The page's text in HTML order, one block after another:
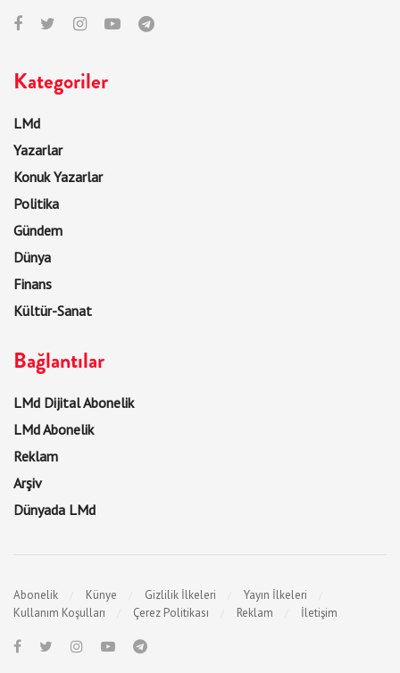
Kategoriler
LMd
Yazarlar
Konuk Yazarlar
Politika
Gündem
Dünya
Finans
Kültür-Sanat
Bağlantılar
LMd Dijital Abonelik
LMd Abonelik
Reklam
Arşiv
Dünyada LMd
Abonelik Künye Gizlilik İlkeleri
Yayın İlkeleri
Kullanım Koşulları
Çerez Politikası Reklam İletişim